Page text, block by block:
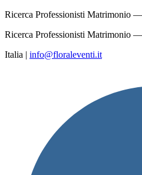
Ricerca Professionisti Matrimonio
Ricerca Professionisti Matrimonio
Italia | info@floraleventi.it